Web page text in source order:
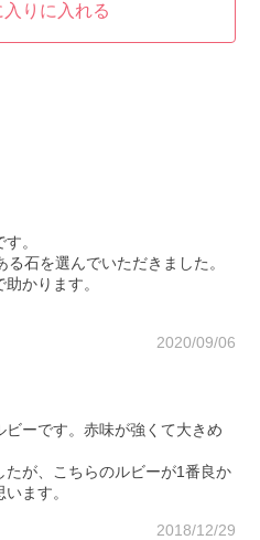
入りに入れる
。
石を選んでいただきました。
かります。
2020/09/06
ーです。赤味が強くて大きめ
が、こちらのルビーが1番良か
ます。
2018/12/29